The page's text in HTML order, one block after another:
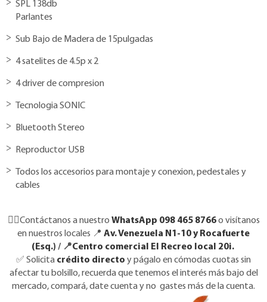
SPL 138db
Parlantes
Sub Bajo de Madera de 15pulgadas
4 satelites de 4.5p x 2
4 driver de compresion
Tecnologia SONIC
Bluetooth Stereo
Reproductor USB
Todos los accesorios para montaje y conexion, pedestales y
cables
👉🏼Contáctanos a nuestro WhatsApp 098 465 8766o visítanos
en nuestros locales 📍 Av. Venezuela N1-10 y Rocafuerte
(Esq.) / 📍Centro comercial El Recreo local 20i.
✅ Solicita crédito directo y págalo en cómodas cuotas sin
afectar tu bolsillo, recuerda que tenemos el interés más bajo del
mercado, compará, date cuenta y no gastes más de la cuenta.